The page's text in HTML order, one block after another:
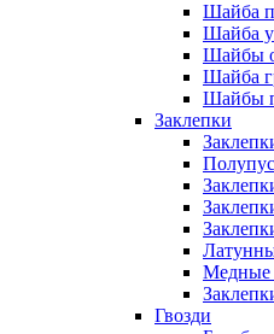
Шайба
Шайба
Шайбы
Шайба
Шайбы
Заклепки
Медные
Гвозди